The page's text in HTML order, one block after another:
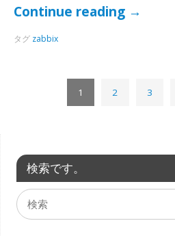
Continue reading →
タグ zabbix
1 2 3
検索です。